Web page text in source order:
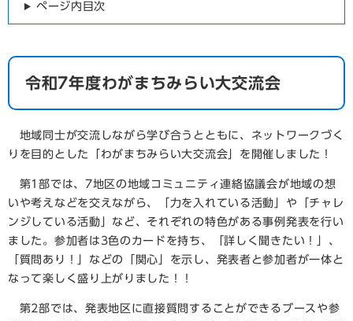
ページ内目次
令和7年度わがまちみらい大交流会
地域同士が交流しながら学び合うとともに、ネットワークづく
りを目的とした「わがまちみらい大交流会」を開催しました！
第1部では、7地区の地域コミュニティ連絡協議会が地域の想
いや考えなどを交えながら、「力を入れている活動」や「チャレ
ンジしている活動」など、それぞれの特色がある事例発表を行い
ました。参加者は3色のカードを持ち、「詳しく聞きたい！」、
「質問あり！」などの「関心」を示し、発表者と参加者が一体と
なって楽しく盛り上がりました！！
第2部では、発表地区に直接質問することができるブースや参